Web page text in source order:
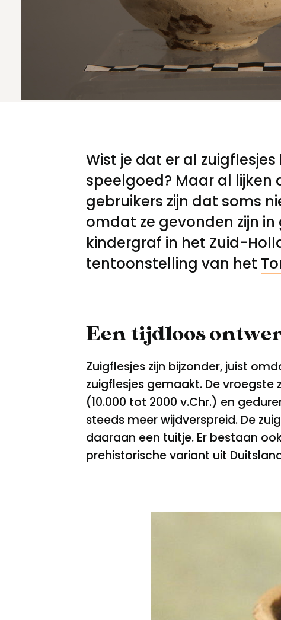
Meld een archeologische vondst
Voorwaarden
Wist je dat er al
speelgoed? Maar al lijken
gebruikers zijn dat soms
omdat ze gevonden zijn
kindergraf in het Zuid-
tentoonstelling van het
Een tijdloos
Zuigflesjes zijn bijzonder, juist
zuigflesjes gemaakt. De
(10.000 tot 2000 v.Chr.) en
steeds meer wijdverspreid. De
daaraan een tuitje. Er bestaan
prehistorische variant uit